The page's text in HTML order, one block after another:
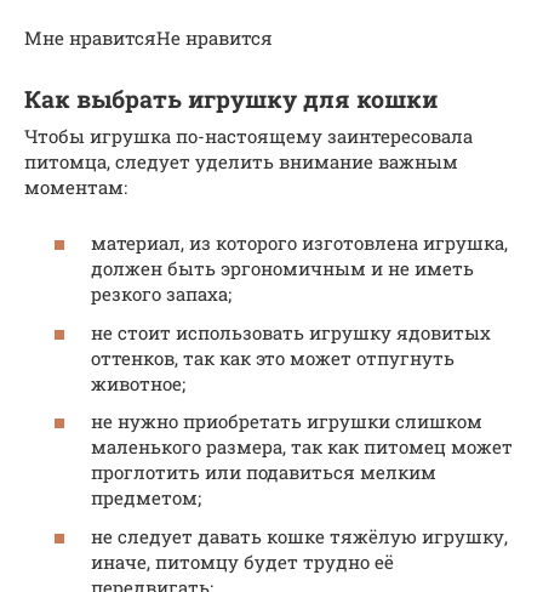
Мне нравитсяНе нравится
Как выбрать игрушку для кошки
Чтобы игрушка по-настоящему заинтересовала
питомца, следует уделить внимание важным
моментам:
материал, из которого изготовлена игрушка,
должен быть эргономичным и не иметь
резкого запаха;
не стоит использовать игрушку ядовитых
оттенков, так как это может отпугнуть
животное;
не нужно приобретать игрушки слишком
маленького размера, так как питомец может
проглотить или подавиться мелким
предметом;
не следует давать кошке тяжёлую игрушку,
иначе, питомцу будет трудно её
передвигать;